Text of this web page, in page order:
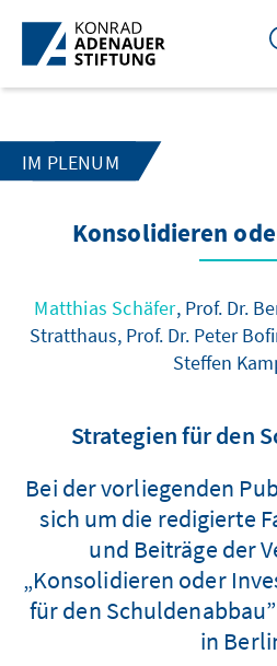
Skip to Main Content
IM PLENUM
Konsolidieren
Matthias Schäfer, Prof. Dr.
Stratthaus, Prof. Dr. Peter
Steffen
Strategien für den
Bei der vorliegenden
sich um die redigierte
und Beiträge der
„Konsolidieren oder
für den
in